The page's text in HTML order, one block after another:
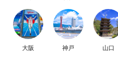
大阪 神戸 山口